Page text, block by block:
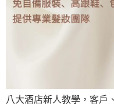
八大酒店新人教學，客戶